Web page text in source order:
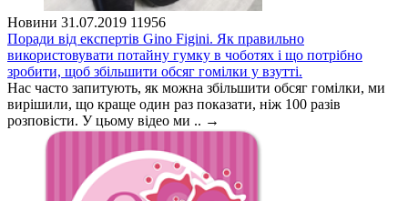
Новини 31.07.2019 11956
Поради від експертів Gino Figini. Як правильно
використовувати потайну гумку в чоботях і що потрібно
зробити, щоб збільшити обсяг гомілки у взутті.
Нас часто запитують, як можна збільшити обсяг гомілки, ми
вирішили, що краще один раз показати, ніж 100 разів
розповісти. У цьому відео ми .. →